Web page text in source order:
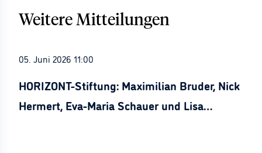
Weitere Mitteilungen
05. Juni 2026 11:00
HORIZONT-Stiftung: Maximilian Bruder, Nick
Hermert, Eva-Maria Schauer und Lisa